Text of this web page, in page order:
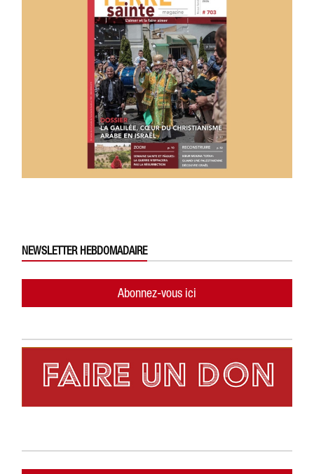
NEWSLETTER HEBDOMADAIRE
Abonnez-vous ici